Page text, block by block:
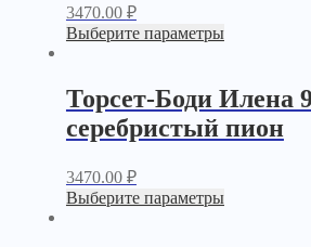
3470.00 ₽
Выберите параметры
Торсет-Боди Илена
серебристый пион
3470.00 ₽
Выберите параметры